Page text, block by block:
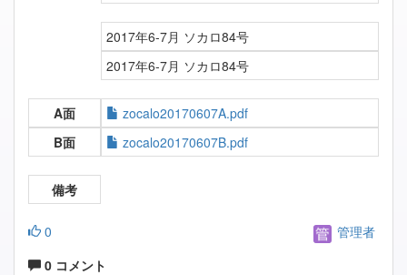
2017年6-7月 ソカロ84号
2017年6-7月 ソカロ84号
A面
zocalo20170607A.pdf
B面
zocalo20170607B.pdf
備考
0
管理者
0 コメント